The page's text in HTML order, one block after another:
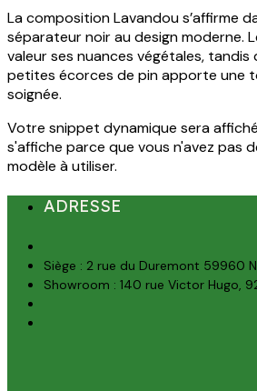
La composition Lavandou s’affirme
séparateur noir au design moderne.
valeur ses nuances végétales, tandis
petites écorces de pin apporte une
soignée.
Votre snippet dynamique sera affiché
s'affiche parce que vous n'avez pas
modèle à utiliser.
ADRESSE
Siège : 2 rue du Duremont 59960
Showroom : 140 rue Victor Hugo,